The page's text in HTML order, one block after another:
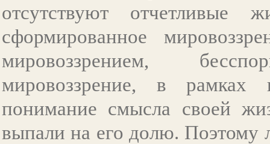
отсутствуют отчетливые
сформированное
мировоззрением,
мировоззрение, в рамках
понимание смысла своей
выпали на его долю. Поэтому